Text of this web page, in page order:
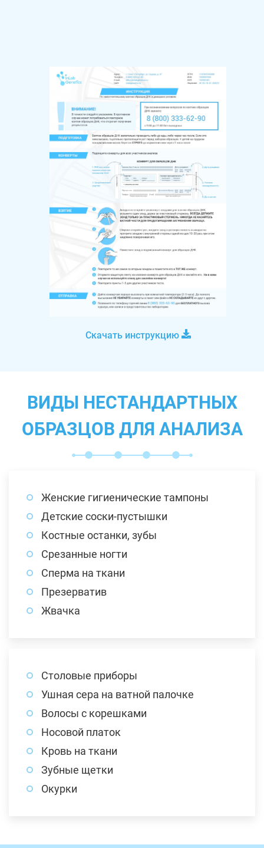
Скачать инструкцию
ВИДЫ НЕСТАНДАРТНЫХ
ОБРАЗЦОВ ДЛЯ АНАЛИЗА
Женские гигиенические тампоны
Детские соски-пустышки
Костные останки, зубы
Срезанные ногти
Сперма на ткани
Презерватив
Жвачка
Столовые приборы
Ушная сера на ватной палочке
Волосы с корешками
Носовой платок
Кровь на ткани
Зубные щетки
Окурки